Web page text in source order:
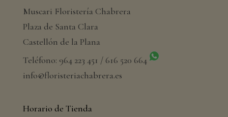
Muscari Floristería Chabrera
Plaza de Santa Clara
Castellón de la Plana
Teléfono: 964 223 451 / 616 520 664
info@floristeriachabrera.es
Horario de Tienda